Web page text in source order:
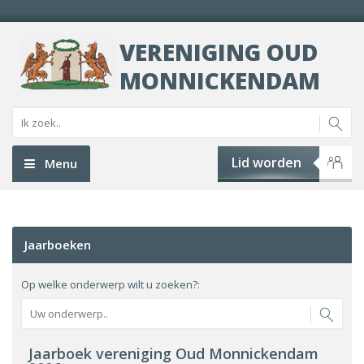
VERENIGING OUD
MONNICKENDAM
Lid worden
Menu
Jaarboeken
Op welke onderwerp wilt u zoeken?:
Jaarboek vereniging Oud Monnickendam